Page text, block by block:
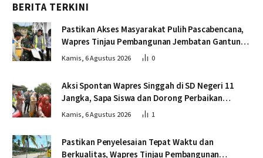
BERITA TERKINI
Pastikan Akses Masyarakat Pulih Pascabencana,
Wapres Tinjau Pembangunan Jembatan Gantung
Kendawi
Kamis, 6 Agustus 2026 0
Aksi Spontan Wapres Singgah di SD Negeri 11
Jangka, Sapa Siswa dan Dorong Perbaikan
Sekolah
Kamis, 6 Agustus 2026 1
Pastikan Penyelesaian Tepat Waktu dan
Berkualitas, Wapres Tinjau Pembangunan